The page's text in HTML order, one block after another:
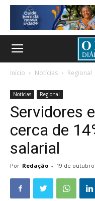
Início Notícias Regional
Notícias Regional
Servidores
cerca de
salarial
Por Redação - 19 de outubro